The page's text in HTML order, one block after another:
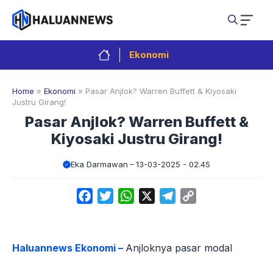
Langsung
isi
Ekonomi
Home » Ekonomi » Pasar Anjlok? Warren Buffett & Kiyosaki
Justru Girang!
Pasar Anjlok? Warren Buffett &
Kiyosaki Justru Girang!
Eka Darmawan 13-03-2025 - 02.45
FacebookTwitterWhatsApp Telegram
Haluannews Ekonomi – Anjloknya pasar modal